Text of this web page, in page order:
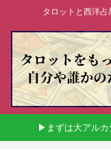
タロットと西洋
▶まずは大アルカ